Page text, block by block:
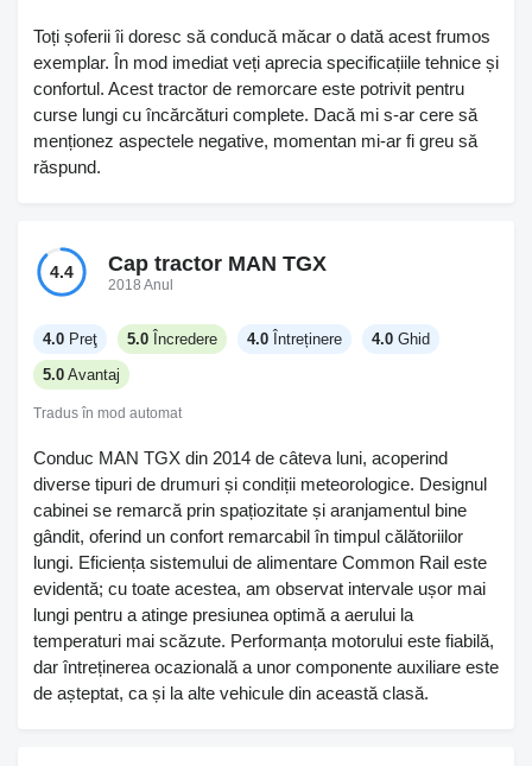
Toți șoferii îi doresc să conducă măcar o dată acest frumos
exemplar. În mod imediat veți aprecia specificațiile tehnice și
confortul. Acest tractor de remorcare este potrivit pentru
curse lungi cu încărcături complete. Dacă mi s-ar cere să
menționez aspectele negative, momentan mi-ar fi greu să
răspund.
4.4 Cap tractor MAN TGX
2018 Anul
4.0 Preţ 5.0 Încredere 4.0 Întreținere 4.0 Ghid
5.0 Avantaj
Tradus în mod automat
Conduc MAN TGX din 2014 de câteva luni, acoperind
diverse tipuri de drumuri și condiții meteorologice. Designul
cabinei se remarcă prin spațiozitate și aranjamentul bine
gândit, oferind un confort remarcabil în timpul călătoriilor
lungi. Eficiența sistemului de alimentare Common Rail este
evidentă; cu toate acestea, am observat intervale ușor mai
lungi pentru a atinge presiunea optimă a aerului la
temperaturi mai scăzute. Performanța motorului este fiabilă,
dar întreținerea ocazională a unor componente auxiliare este
de așteptat, ca și la alte vehicule din această clasă.